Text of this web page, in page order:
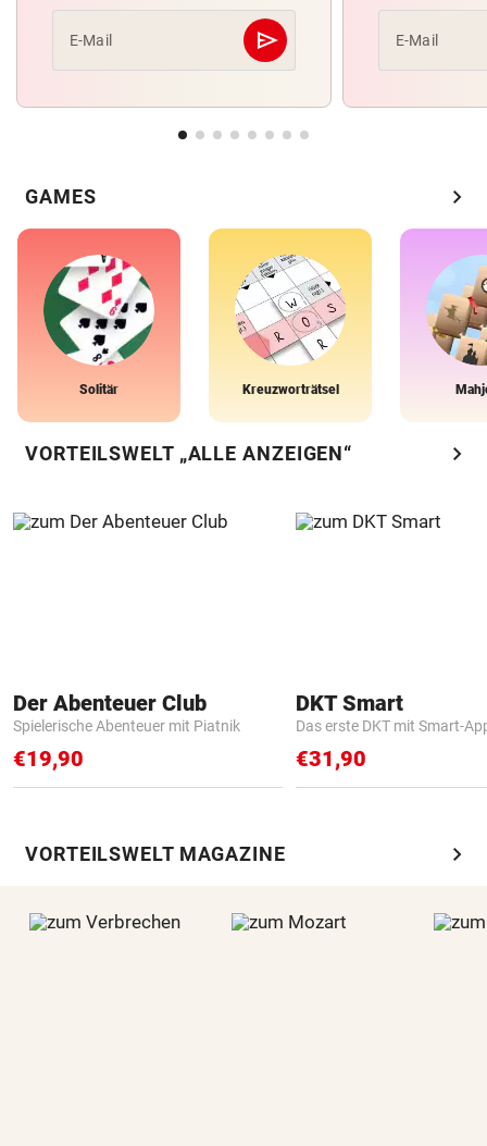
E-Mail send
Abschicken E-Mail
GAMES chevron_right
Solitär Kreuzworträtsel
VORTEILSWELT „ALLE ANZEIGEN“ chevron_right
Der Abenteuer Club
Spielerische Abenteuer mit Piatnik
€19,90
DKT Smart
Das erste DKT mit Smart-
€31,90
VORTEILSWELT MAGAZINE chevron_right